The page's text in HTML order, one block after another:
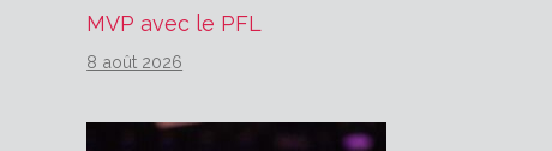
MVP avec le PFL
8 août 2026